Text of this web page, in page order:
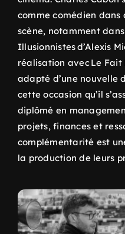
comme comédien dans
scène, notamment
Illusionnistes d’Alexis
réalisation avec Le
adapté d’une nouvelle
cette occasion qu’il
diplômé en
projets, finances et
complémentarité est
la production de leurs